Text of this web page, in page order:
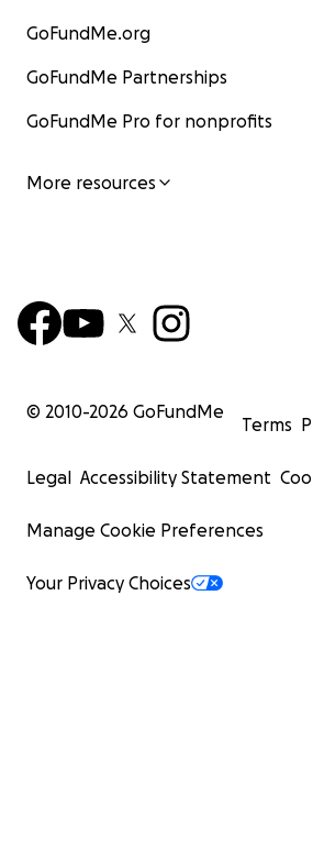
GoFundMe.org
GoFundMe Partnerships
GoFundMe Pro for nonprofits
More resources
© 2010-2026 GoFundMe
Terms
Legal Accessibility Statement
Manage Cookie Preferences
Your Privacy Choices